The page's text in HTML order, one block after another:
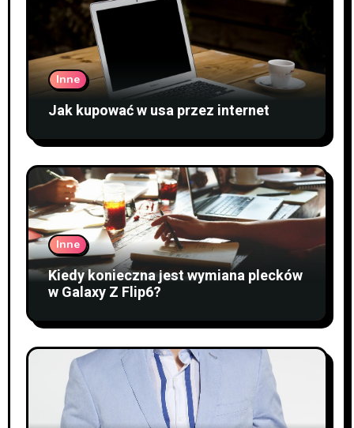
Inne
Jak kupować w usa przez internet
Inne
Kiedy konieczna jest wymiana plecków
w Galaxy Z Flip6?